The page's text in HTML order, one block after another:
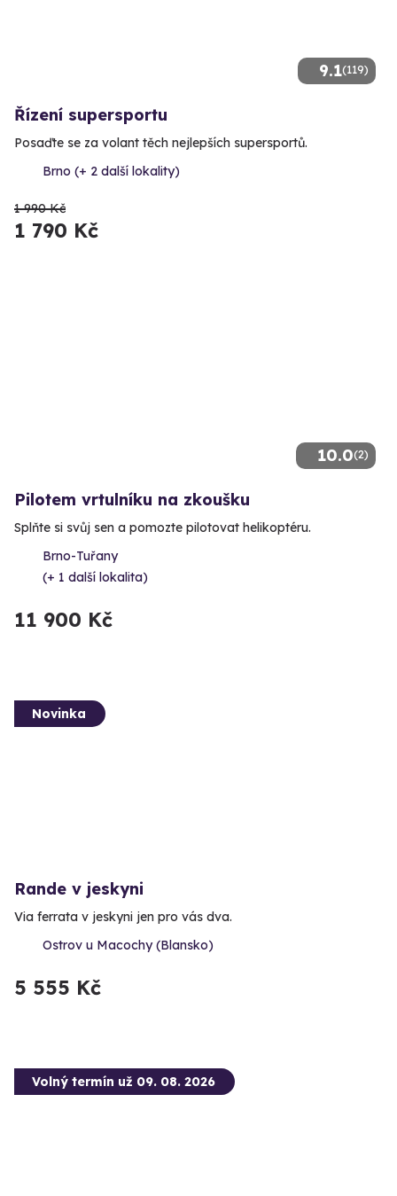
9.1(119)
Řízení supersportu
Posaďte se za volant těch nejlepších supersportů.
Brno (+ 2 další lokality)
1 990 Kč
1 790 Kč
10.0(2)
Pilotem vrtulníku na zkoušku
Splňte si svůj sen a pomozte pilotovat helikoptéru.
Brno-Tuřany
(+ 1 další lokalita)
11 900 Kč
Novinka
Rande v jeskyni
Via ferrata v jeskyni jen pro vás dva.
Ostrov u Macochy (Blansko)
5 555 Kč
Volný termín už 09. 08. 2026